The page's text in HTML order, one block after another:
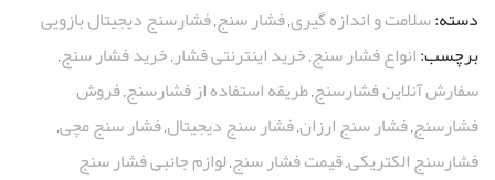
دسته:سلامت و اندازه گیری,فشار سنج,فشارسنج دیجیتال بازویی
برچسب:انواع فشار سنج,خرید اینترنتی فشار,خرید فشار سنج,
سفارش آنلاین فشارسنج,طریقه استفاده از فشارسنج,فروش
فشارسنج,فشار سنج ارزان,فشار سنج دیجیتال,فشار سنج مچی,
فشارسنج الکتریکی,قیمت فشار سنج,لوازم جانبی فشار سنج